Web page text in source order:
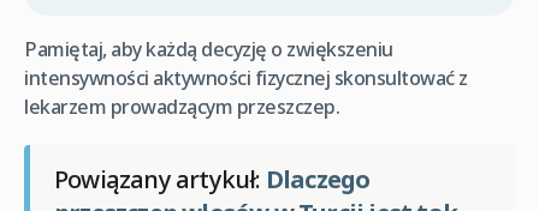
Pamiętaj, aby każdą decyzję o zwiększeniu
intensywności aktywności fizycznej skonsultować z
lekarzem prowadzącym przeszczep.
Powiązany artykuł: Dlaczego